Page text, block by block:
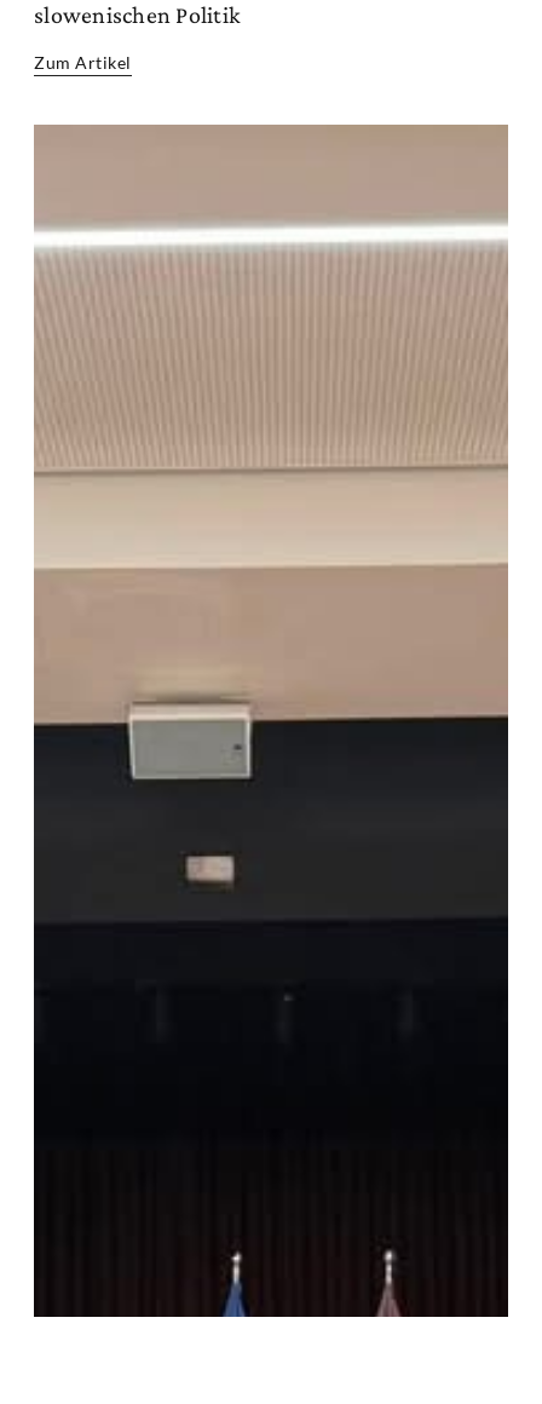
slowenischen Politik
Zum Artikel